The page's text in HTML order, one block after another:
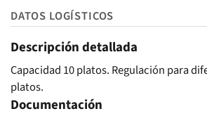
DATOS LOGÍSTICOS
Descripción detallada
Capacidad 10 platos. Regulación para
platos.
Documentación